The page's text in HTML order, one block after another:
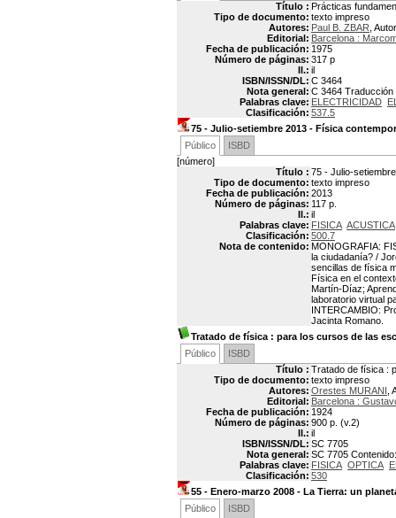
Título : Prácticas
Tipo de documento: texto impreso
Autores: Paul B. ZBAR , Autor
Editorial: Barcelona :
Fecha de publicación: 1975
Número de páginas: 317 p
Il.: il
ISBN/ISSN/DL: C 3464
Nota general: C 3464
Palabras clave: ELECTRICIDAD
Clasificación: 537.5
75 - Julio-setiembre 2013 - Física
Público
ISBD
[número]
Título : 75 - Julio-
Tipo de documento: texto impreso
Fecha de publicación: 2013
Número de páginas: 117 p.
Il.: il
Palabras clave: FISICA ACUSTICA
Clasificación: 500.7
Nota de contenido: MONOGRAFIA:
la ciudadanía? /
sencillas de física
Física en el
Martín-Díaz;
laboratorio virtual
INTERCAMBIO:
Jacinta Romano.
Tratado de física : para los cursos de las
Público
ISBD
Título : Tratado de física :
Tipo de documento: texto impreso
Autores: Orestes MURANI ,
Editorial: Barcelona :
Fecha de publicación: 1924
Número de páginas: 900 p. (v.2)
Il.: il
ISBN/ISSN/DL: SC 7705
Nota general: SC 7705
Palabras clave: FISICA OPTICA
Clasificación: 530
55 - Enero-marzo 2008 - La Tierra: un
Público
ISBD